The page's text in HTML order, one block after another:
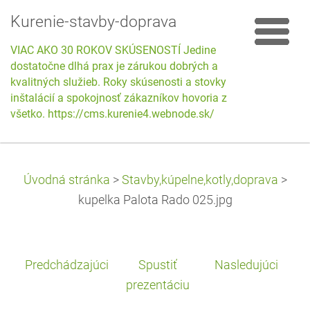
Kurenie-stavby-doprava
VIAC AKO 30 ROKOV SKÚSENOSTÍ Jedine
dostatočne dlhá prax je zárukou dobrých a
kvalitných služieb. Roky skúsenosti a stovky
inštalácií a spokojnosť zákazníkov hovoria za
všetko. https://cms.kurenie4.webnode.sk/
Úvodná stránka > Stavby,kúpelne,kotly,doprava >
kupelka Palota Rado 025.jpg
Predchádzajúci
Spustiť
prezentáciu
Nasledujúci